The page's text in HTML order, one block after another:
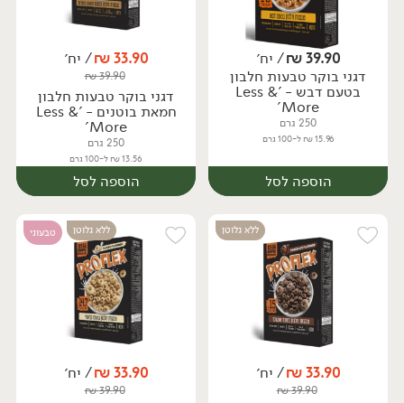
יח׳ יח׳
39.90
₪/ יח׳
דגני בוקר טבעות חלבון
בטעם דבש - 'Less &
More'
250 גרם
15.96 ₪ ל-100 גרם
הוספה לסל
יח׳
33.90
₪/ יח׳
39.90
₪
דגני בוקר טבעות חלבון
חמאת בוטנים - 'Less &
More'
250 גרם
13.56 ₪ ל-100 גרם
הוספה לסל
יח׳
ללא גלוטן
33.90
₪/ יח׳
39.90
₪
ללא גלוטן טבעוני
33.90
₪/ יח׳
39.90
₪